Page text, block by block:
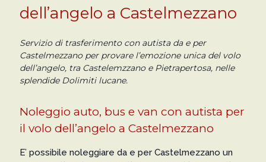
dell’angelo a Castelmezzano
Servizio di trasferimento con autista da e per
Castelmezzano per provare l’emozione unica del volo
dell’angelo, tra Castelemzzano e Pietrapertosa, nelle
splendide Dolimiti lucane.
Noleggio auto, bus e van con autista per
il volo dell’angelo a Castelmezzano
E’ possibile noleggiare da e per Castelmezzano un